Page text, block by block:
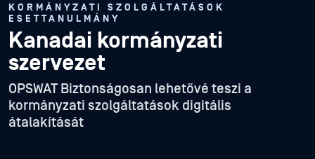
KORMÁNYZATI SZOLGÁLTATÁSOK
ESETTANULMÁNY
Kanadai kormányzati
szervezet
OPSWAT Biztonságosan lehetővé teszi a
kormányzati szolgáltatások digitális
átalakítását